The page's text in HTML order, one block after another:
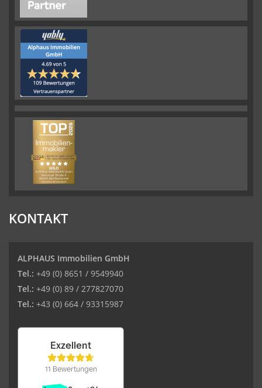
KONTAKT
ALPHAUS Immobilien GmbH
Tel.: +49 (0) 8651 / 9549940
Tel.: +49 (0) 89 / 277827070
Tel.: +43 (0) 664 / 93315987